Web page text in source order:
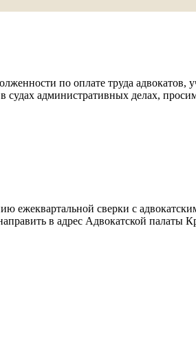
по оплате труда адвокатов,
административных делах,
сверки с
в адрес Адвокатской